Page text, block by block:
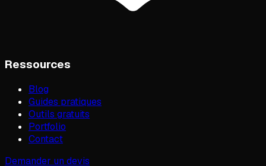
Ressources
Blog
Guides pratiques
Outils gratuits
Portfolio
Contact
Demander un devis